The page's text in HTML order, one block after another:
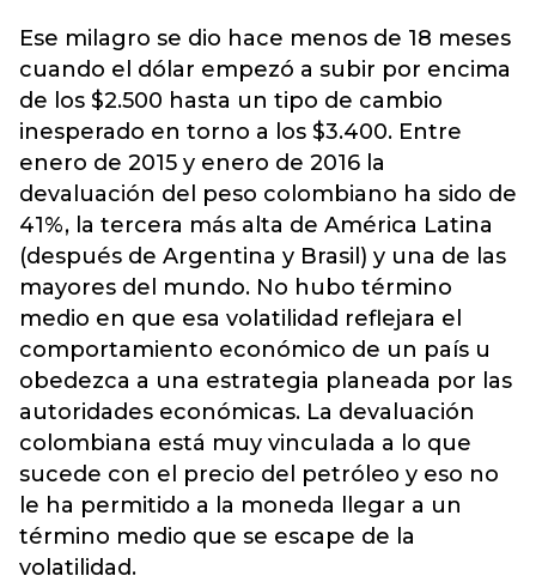
Ese milagro se dio hace menos de 18 meses
cuando el dólar empezó a subir por encima
de los $2.500 hasta un tipo de cambio
inesperado en torno a los $3.400. Entre
enero de 2015 y enero de 2016 la
devaluación del peso colombiano ha sido de
41%, la tercera más alta de América Latina
(después de Argentina y Brasil) y una de las
mayores del mundo. No hubo término
medio en que esa volatilidad reflejara el
comportamiento económico de un país u
obedezca a una estrategia planeada por las
autoridades económicas. La devaluación
colombiana está muy vinculada a lo que
sucede con el precio del petróleo y eso no
le ha permitido a la moneda llegar a un
término medio que se escape de la
volatilidad.